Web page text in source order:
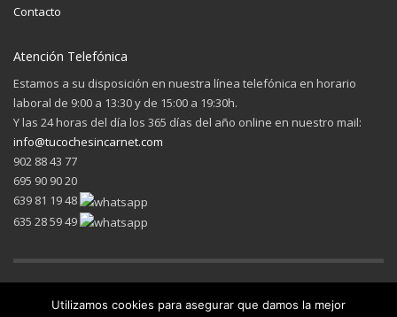
Contacto
Atención Telefónica
Estamos a su disposición en nuestra línea telefónica en horario
laboral de 9:00 a 13:30 y de 15:00 a 19:30h.
Y las 24 horas del día los 365 días del año online en nuestro mail:
info@tucochesincarnet.com
902 88 43 77
695 90 90 20
639 81 19 48
635 28 59 49
Utilizamos cookies para asegurar que damos la mejor